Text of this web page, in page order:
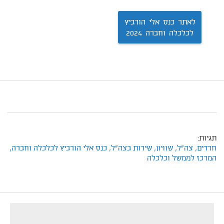
לאתר כנס אלי הורביץ
לכלכלה וחברה 2024
תגיות:
חרדים, צה"ל, שוויון, שירות בצה"ל, כנס אלי הורביץ לכלכלה וחברה,
המרכז לממשל וכלכלה